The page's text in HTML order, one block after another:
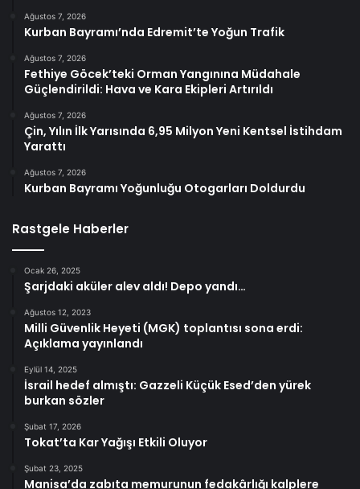
Ağustos 7, 2026
Kurban Bayramı’nda Edremit’te Yoğun Trafik
Ağustos 7, 2026
Fethiye Göcek’teki Orman Yangınına Müdahale
Güçlendirildi: Hava ve Kara Ekipleri Artırıldı
Ağustos 7, 2026
Çin, Yılın İlk Yarısında 6,95 Milyon Yeni Kentsel İstihdam
Yarattı
Ağustos 7, 2026
Kurban Bayramı Yoğunluğu Otogarları Doldurdu
Rastgele Haberler
Ocak 26, 2025
Şarjdaki aküler alev aldı! Depo yandı…
Ağustos 12, 2023
Milli Güvenlik Heyeti (MGK) toplantısı sona erdi:
Açıklama yayınlandı
Eylül 14, 2025
İsrail hedef almıştı: Gazzeli Küçük Esed’den yürek
burkan sözler
Şubat 17, 2026
Tokat’ta Kar Yağışı Etkili Oluyor
Şubat 23, 2025
Manisa’da zabıta memurunun fedakârlığı kalplere